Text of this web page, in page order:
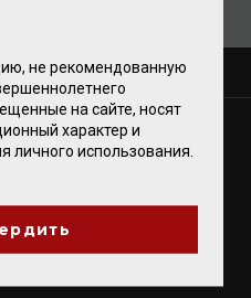
не рекомендованную
на сайте, носят
характер и
личного использования.